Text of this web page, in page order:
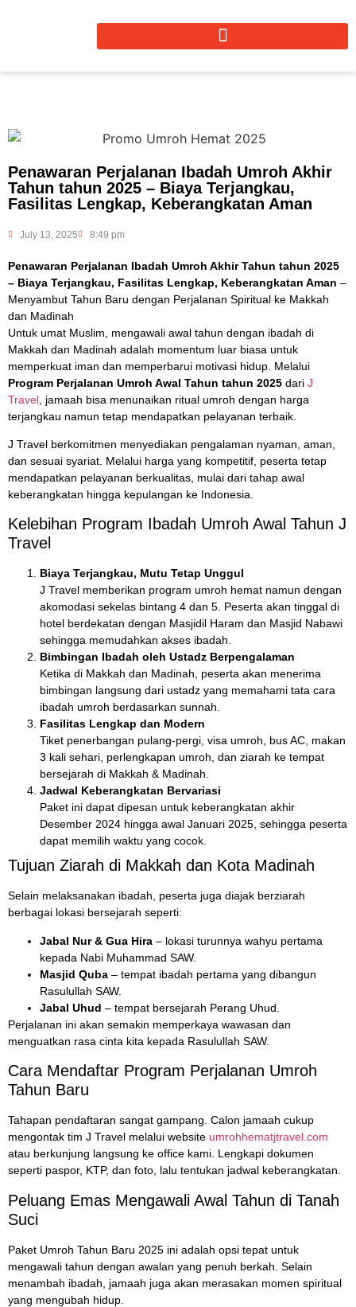
Penawaran Perjalanan Ibadah Umroh Akhir
Tahun tahun 2025 – Biaya Terjangkau,
Fasilitas Lengkap, Keberangkatan Aman
July 13, 2025 8:49 pm
Penawaran Perjalanan Ibadah Umroh Akhir Tahun tahun 2025
– Biaya Terjangkau, Fasilitas Lengkap, Keberangkatan Aman –
Menyambut Tahun Baru dengan Perjalanan Spiritual ke Makkah
dan Madinah
Untuk umat Muslim, mengawali awal tahun dengan ibadah di
Makkah dan Madinah adalah momentum luar biasa untuk
memperkuat iman dan memperbarui motivasi hidup. Melalui
Program Perjalanan Umroh Awal Tahun tahun 2025 dari J
Travel , jamaah bisa menunaikan ritual umroh dengan harga
terjangkau namun tetap mendapatkan pelayanan terbaik.
J Travel berkomitmen menyediakan pengalaman nyaman, aman,
dan sesuai syariat. Melalui harga yang kompetitif, peserta tetap
mendapatkan pelayanan berkualitas, mulai dari tahap awal
keberangkatan hingga kepulangan ke Indonesia.
Kelebihan Program Ibadah Umroh Awal Tahun J
Travel
Biaya Terjangkau, Mutu Tetap Unggul
J Travel memberikan program umroh hemat namun dengan
akomodasi sekelas bintang 4 dan 5. Peserta akan tinggal di
hotel berdekatan dengan Masjidil Haram dan Masjid Nabawi
sehingga memudahkan akses ibadah.
Bimbingan Ibadah oleh Ustadz Berpengalaman
Ketika di Makkah dan Madinah, peserta akan menerima
bimbingan langsung dari ustadz yang memahami tata cara
ibadah umroh berdasarkan sunnah.
Fasilitas Lengkap dan Modern
Tiket penerbangan pulang-pergi, visa umroh, bus AC, makan
3 kali sehari, perlengkapan umroh, dan ziarah ke tempat
bersejarah di Makkah & Madinah.
Jadwal Keberangkatan Bervariasi
Paket ini dapat dipesan untuk keberangkatan akhir
Desember 2024 hingga awal Januari 2025, sehingga peserta
dapat memilih waktu yang cocok.
Tujuan Ziarah di Makkah dan Kota Madinah
Selain melaksanakan ibadah, peserta juga diajak berziarah
berbagai lokasi bersejarah seperti:
Jabal Nur & Gua Hira – lokasi turunnya wahyu pertama
kepada Nabi Muhammad SAW.
Masjid Quba – tempat ibadah pertama yang dibangun
Rasulullah SAW.
Jabal Uhud – tempat bersejarah Perang Uhud.
Perjalanan ini akan semakin memperkaya wawasan dan
menguatkan rasa cinta kita kepada Rasulullah SAW.
Cara Mendaftar Program Perjalanan Umroh
Tahun Baru
Tahapan pendaftaran sangat gampang. Calon jamaah cukup
mengontak tim J Travel melalui website umrohhematjtravel.com
atau berkunjung langsung ke office kami. Lengkapi dokumen
seperti paspor, KTP, dan foto, lalu tentukan jadwal keberangkatan.
Peluang Emas Mengawali Awal Tahun di Tanah
Suci
Paket Umroh Tahun Baru 2025 ini adalah opsi tepat untuk
mengawali tahun dengan awalan yang penuh berkah. Selain
menambah ibadah, jamaah juga akan merasakan momen spiritual
yang mengubah hidup.